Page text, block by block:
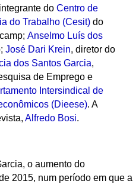
do Centro de
do Trabalho (Cesit)do
Anselmo Luís dos
José Dari Krein, diretor do
dos Santos Garcia,
de Emprego e
Intersindical de
(Dieese). A
Alfredo Bosi.
oaumento do
2015, num período em que a